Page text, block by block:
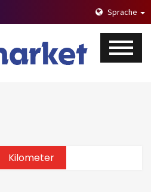
Sprache
Kilometer